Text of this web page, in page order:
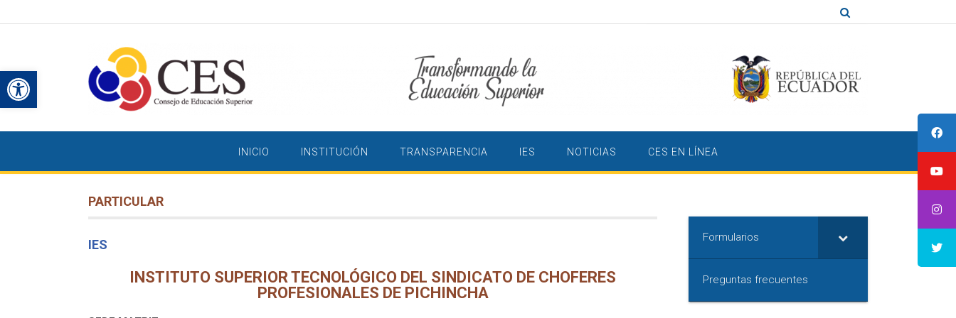
Abrir barra de herramientas
al
INICIO INSTITUCIÓN TRANSPARENCIA IES NOTICIAS CES EN LÍNEA
PARTICULAR
IES
INSTITUTO SUPERIOR TECNOLÓGICO DEL SINDICATO DE CHOFERES
PROFESIONALES DE PICHINCHA
Formularios
Preguntas frecuentes